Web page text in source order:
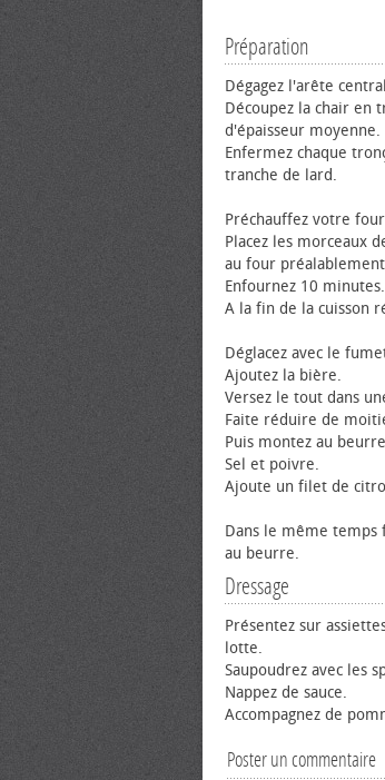
Préparation
Dégagez l'arête
Découpez la chair en
d'épaisseur moyenne.
Enfermez chaque
tranche de lard.
Préchauffez votre
Placez les morceaux
au four
Enfournez 10 minutes.
A la fin de la cuisson
Déglacez avec le
Ajoutez la bière.
Versez le tout dans
Faite réduire de
Puis montez au
Sel et poivre.
Ajoute un filet de
Dans le même temps
au beurre.
Dressage
Présentez sur
lotte.
Saupoudrez avec les
Nappez de sauce.
Accompagnez de
Poster un commentaire